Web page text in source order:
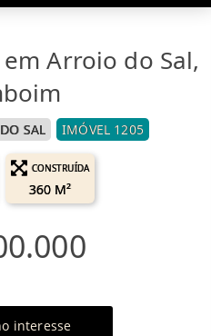
Arroio do Sal,
SAL IMÓVEL 1205
CONSTRUÍDA
360 M²
interesse